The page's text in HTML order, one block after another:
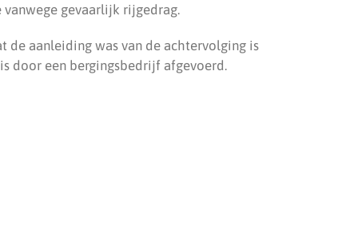
gevaarlijk rijgedrag.
de aanleiding was van de achtervolging is
door een bergingsbedrijf afgevoerd.